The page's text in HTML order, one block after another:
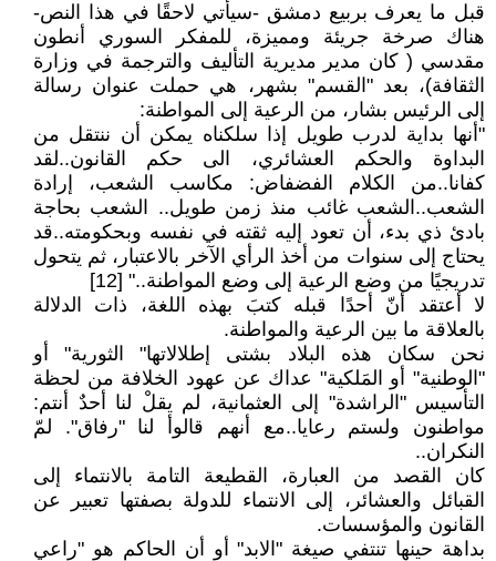
قبل ما يعرف بربيع دمشق -سيأتي لاحقًا في هذا النص-
هناك صرخة جريئة ومميزة، للمفكر السوري أنطون
مقدسي ( كان مدير مديرية التأليف والترجمة في وزارة
الثقافة)، بعد "القسم" بشهر، هي حملت عنوان رسالة
إلى الرئيس بشار، من الرعية إلى المواطنة:
"أنها بداية لدرب طويل إذا سلكناه يمكن أن ننتقل من
البداوة والحكم العشائري، الى حكم القانون..لقد
كفانا..من الكلام الفضفاض: مكاسب الشعب، إرادة
الشعب..الشعب غائب منذ زمن طويل.. الشعب بحاجة
بادئ ذي بدء، أن تعود إليه ثقته في نفسه وبحكومته..قد
يحتاج إلى سنوات من أخذ الرأي الآخر بالاعتبار، ثم يتحول
تدريجيًا من وضع الرعية إلى وضع المواطنة.." [12]
لا أعتقد أنّ أحدًا قبله كتبَ بهذه اللغة، ذات الدلالة
بالعلاقة ما بين الرعية والمواطنة.
نحن سكان هذه البلاد بشتى إطلالاتها" الثورية" أو
"الوطنية" أو المَلكية" عداك عن عهود الخلافة من لحظة
التأسيس "الراشدة" إلى العثمانية، لم يقلْ لنا أحدٌ أنتم:
مواطنون ولستم رعايا..مع أنهم قالوأ لنا "رفاق". لمّ
النكران..
كان القصد من العبارة، القطيعة التامة بالانتماء إلى
القبائل والعشائر، إلى الانتماء للدولة بصفتها تعبير عن
القانون والمؤسسات.
بداهة حينها تنتفي صيغة "الابد" أو أن الحاكم هو "راعي